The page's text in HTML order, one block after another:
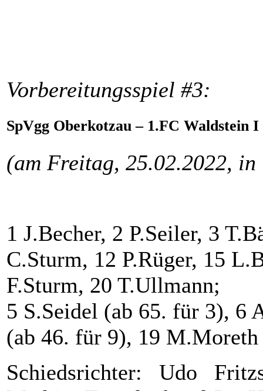
Vorbereitungsspiel #3:
SpVgg Oberkotzau – 1.FC Waldstein
(am Freitag, 25.02.2022,
1 J.Becher, 2 P.Seiler, 3
C.Sturm, 12 P.Rüger, 15
F.Sturm, 20 T.Ullmann;
5 S.Seidel (ab 65. für 3), 6
(ab 46. für 9), 19
Schiedsrichter: Udo